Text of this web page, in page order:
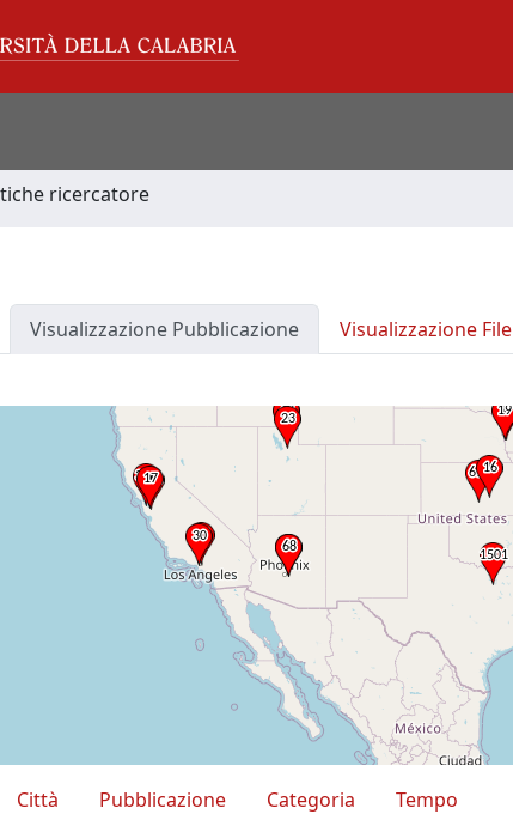
ricercatore
Visualizzazione Pubblicazione Visualizzazione File
Città Pubblicazione Categoria
Tempo